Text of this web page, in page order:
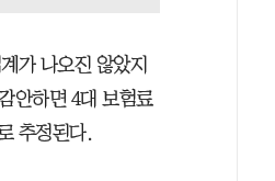
가 나오진 않았지
안하면 4대 보험료
추정된다.